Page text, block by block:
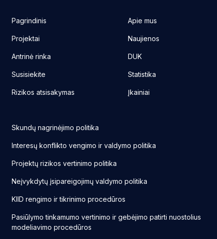
Pagrindinis
Projektai
Antrinė rinka
Susisiekite
Rizikos atsisakymas
Apie mus
Naujienos
DUK
Statistika
Įkainiai
Skundų nagrinėjimo politika
Interesų konflikto vengimo ir valdymo politika
Projektų rizikos vertinimo politika
Neįvykdytų įsipareigojimų valdymo politika
KIID rengimo ir tikrinimo procedūros
Pasiūlymo tinkamumo vertinimo ir gebėjimo patirti nuostolius
modeliavimo procedūros